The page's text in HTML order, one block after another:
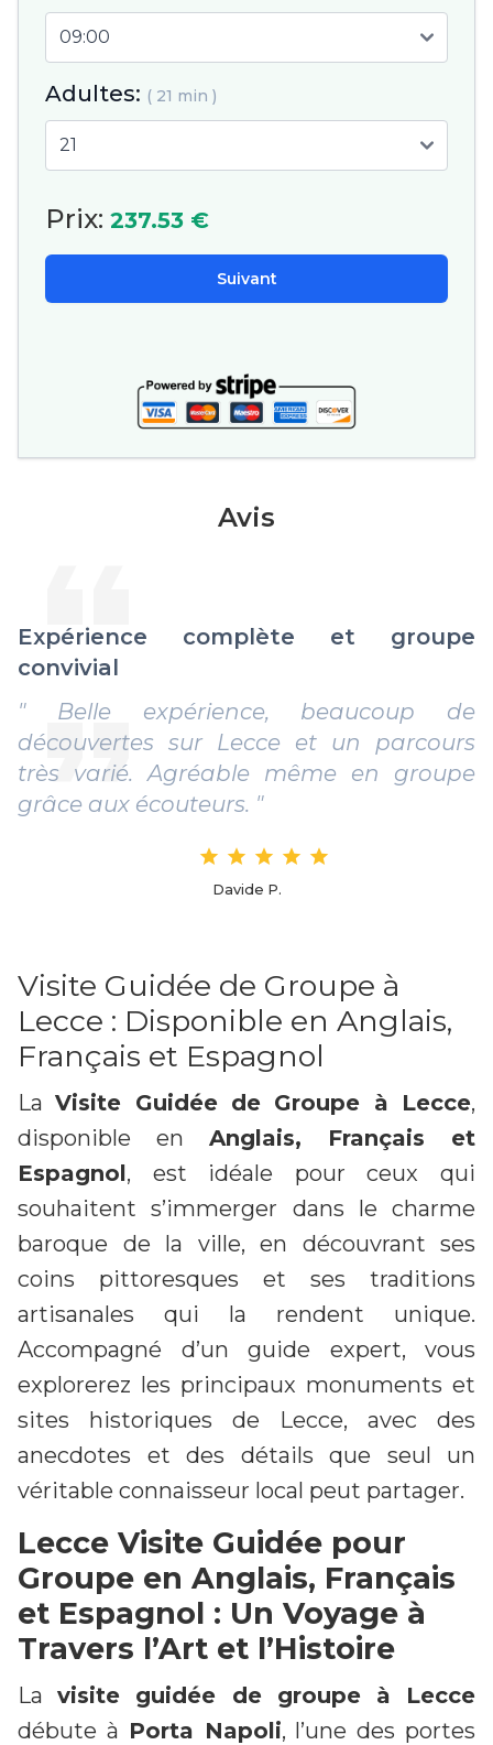
Adultes: ( 21 min )
Prix: 237.53 €
Suivant
Avis
Expérience complète et groupe
convivial
" Belle expérience, beaucoup de
découvertes sur Lecce et un parcours
très varié. Agréable même en groupe
grâce aux écouteurs. "
Davide P.
Visite Guidée de Groupe à
Lecce : Disponible en Anglais,
Français et Espagnol
LaVisite Guidée de Groupe à Lecce,
disponible en Anglais, Français et
Espagnol, est idéale pour ceux qui
souhaitent s’immerger dans le charme
baroque de la ville, en découvrant ses
coins pittoresques et ses traditions
artisanales qui la rendent unique.
Accompagné d’un guide expert, vous
explorerez les principaux monuments et
sites historiques de Lecce, avec des
anecdotes et des détails que seul un
véritable connaisseur local peut partager.
Lecce Visite Guidée pour
Groupe en Anglais, Français
et Espagnol : Un Voyage à
Travers l’Art et l’Histoire
Lavisite guidée de groupe à Lecce
débute à Porta Napoli, l’une des portes